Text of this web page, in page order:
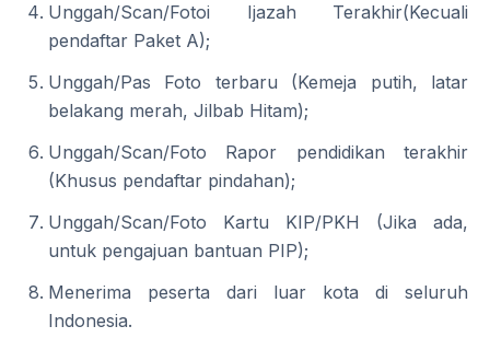
Unggah/Scan/Fotoi Ijazah Terakhir(Kecuali
pendaftar Paket A);
Unggah/Pas Foto terbaru (Kemeja putih, latar
belakang merah, Jilbab Hitam);
Unggah/Scan/Foto Rapor pendidikan terakhir
(Khusus pendaftar pindahan);
Unggah/Scan/Foto Kartu KIP/PKH (Jika ada,
untuk pengajuan bantuan PIP);
Menerima peserta dari luar kota di seluruh
Indonesia.